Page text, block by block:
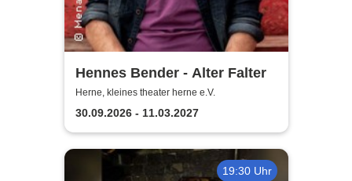
Hennes Bender - Alter Falter
Herne, kleines theater herne e.V.
30.09.2026 - 11.03.2027
19:30 Uhr